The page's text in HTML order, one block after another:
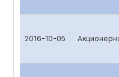
2016-10-05